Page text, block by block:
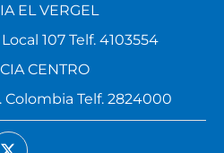
EL VERGEL
107 Telf. 4103554
CENTRO
Colombia Telf. 2824000